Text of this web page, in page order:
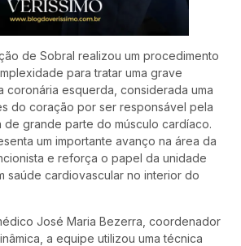
de Sobral realizou um procedimento
para tratar uma grave
coronária esquerda, considerada uma
do coração por ser responsável pela
de grande parte do músculo cardíaco.
um importante avanço na área da
e reforça o papel da unidade
saúde cardiovascular no interior do
José Maria Bezerra, coordenador
a equipe utilizou uma técnica